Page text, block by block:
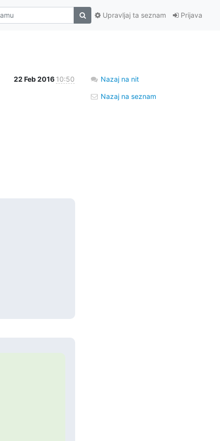
Prijava
Upravljaj ta seznam
22 Feb 2016 10:50 Nazaj na nit
Nazaj na seznam